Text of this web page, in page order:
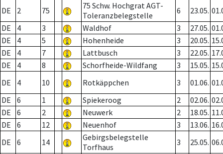
DE
2 75
75 Schw. Hochgrat AGT-
Toleranzbelegstelle
6 23.05.
DE
4 3 Waldhof 3 27.05.
DE
4 5 Hohenheide 3 20.05.
DE
4 7 Lattbusch 3 22.05.
DE
4 8 Schorfheide-Wildfang 3 15.05.
DE
4 10 Rotkäppchen 3 01.06.
DE
6 1 Spiekeroog 2 02.06.
DE
6 2 Neuwerk 2 18.05.
DE
6 12 Neuenhof 3 13.06.
DE
6 14
Gebirgsbelegstelle
Torfhaus
3 25.05.